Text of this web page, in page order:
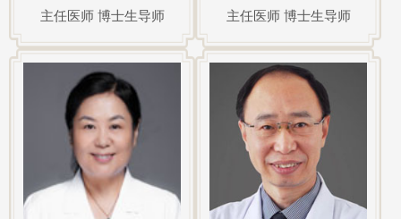
主任医师 博士生导师 主任医师 博士生导师